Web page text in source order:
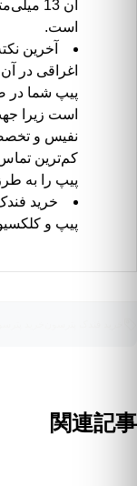
است.
آخرین
اغراقی در
پیپ شما در
است زیرا
نفیس و
کم‌ترین تماس
پیپ را به
خرید
پیپ و
関連記事